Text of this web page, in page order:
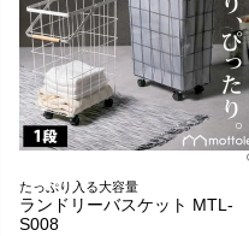
たっぷり入る大容量
ランドリーバスケット MTL-
S008